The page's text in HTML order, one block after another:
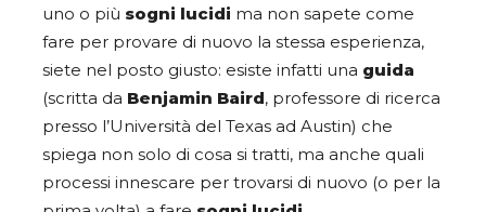
uno o più sogni lucidi ma non sapete come
fare per provare di nuovo la stessa esperienza,
siete nel posto giusto: esiste infatti una guida
(scritta da Benjamin Baird , professore di ricerca
presso l’Università del Texas ad Austin) che
spiega non solo di cosa si tratti, ma anche quali
processi innescare per trovarsi di nuovo (o per la